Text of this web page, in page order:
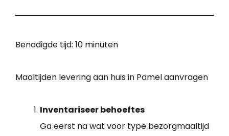
Benodigde tijd: 10 minuten
Maaltijden levering aan huis in Pamel aanvragen
Inventariseer behoeftes
Ga eerst na wat voor type bezorgmaaltijd